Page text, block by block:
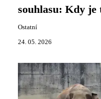
souhlasu: Kdy je
Ostatní
24. 05. 2026